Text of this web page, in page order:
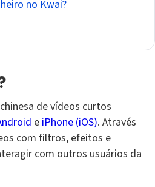
no Kwai?
de vídeos curtos
e iPhone (iOS). Através
com filtros, efeitos e
com outros usuários da